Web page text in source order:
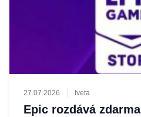
27.07.2026 Iveta
Epic rozdává